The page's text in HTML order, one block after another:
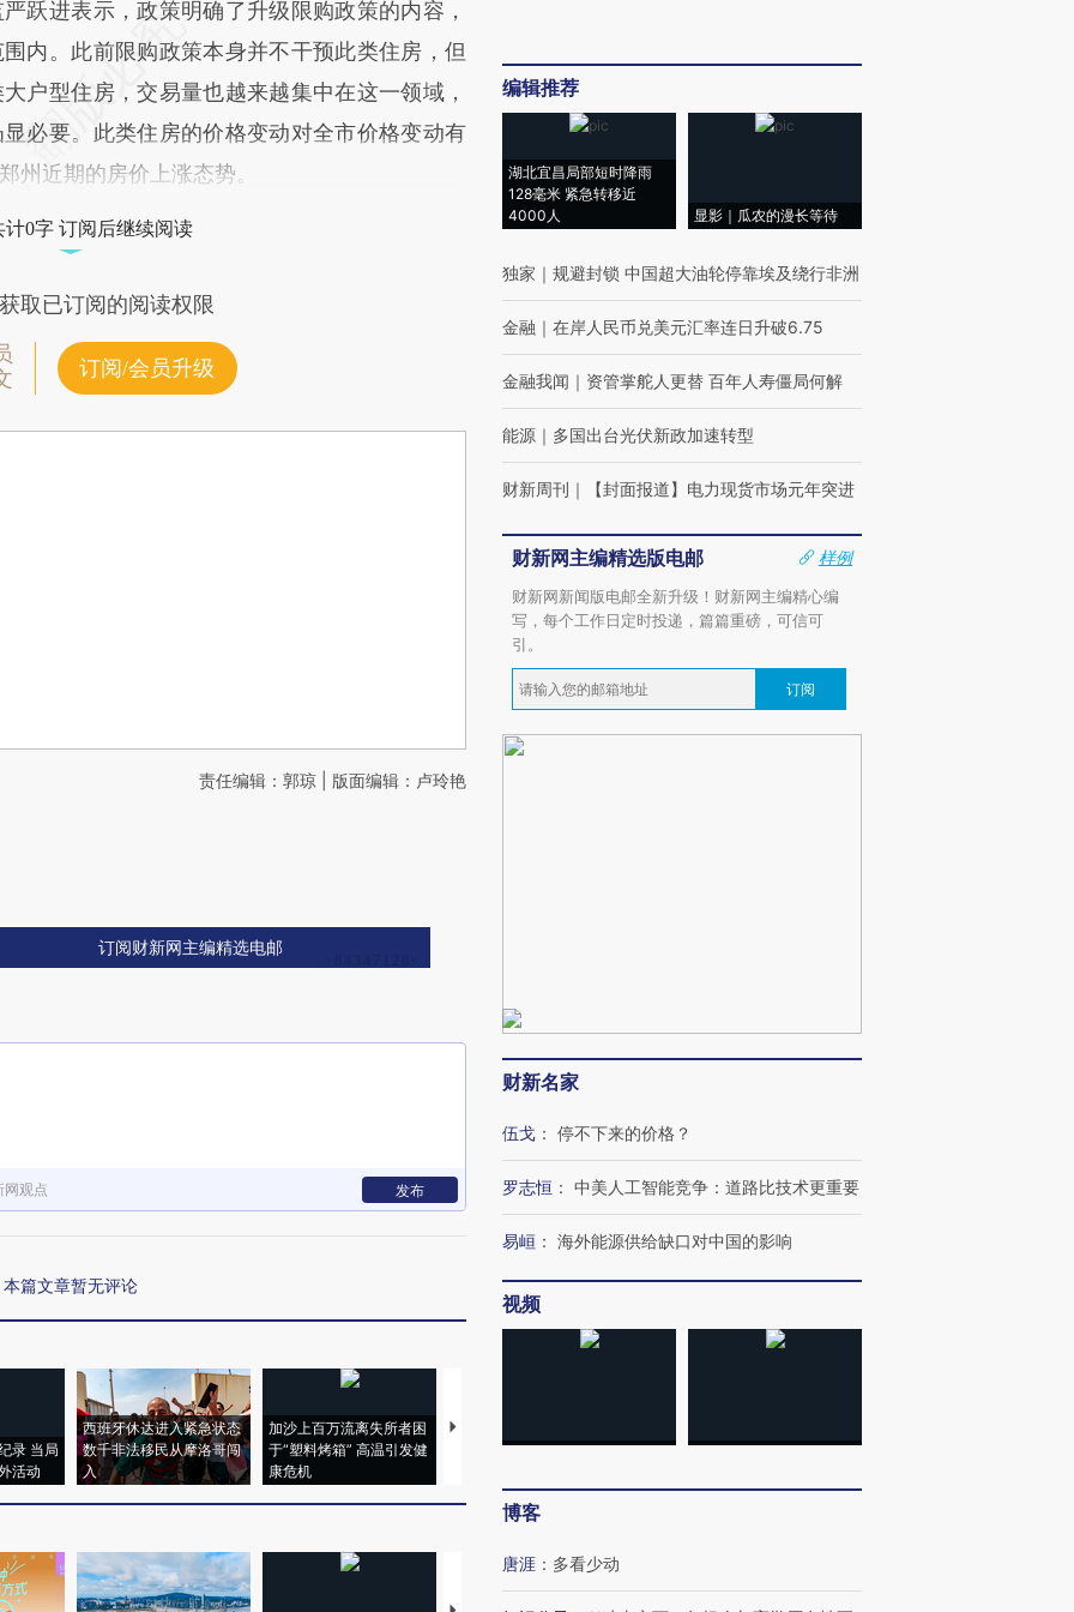
进表示，政策明确了升级限购政策的内容，
内。此前限购政策本身并不干预此类住房，但
户型住房，交易量也越来越集中在这一领域，
必要。此类住房的价格变动对全市价格变动有
州近期的房价上涨态势。
计0字 订阅后继续阅读
取已订阅的阅读权限
订阅/会员升级
责任编辑：郭琼 | 版面编辑：卢玲艳
订阅财新网主编精选电邮
网观点 发布
本篇文章暂无评论
录 当局
活动
西班牙休达进入紧急状态
数千非法移民从摩洛哥闯
入
加沙上百万流离失所者困
于“塑料烤箱” 高温引发健
康危机
视线｜HYROX的吸金
术：是什么让中产们甘
粒摇头丸 尿检体内含3种
度Z世代 用街头抗争将教
编辑推荐
湖北宜昌局部短时降雨
128毫米 紧急转移近
4000人
显影｜瓜农的漫长等待
独家 ｜ 规避封锁 中国超大油轮停靠埃及绕行非洲
金融 ｜ 在岸人民币兑美元汇率连日升破6.75
金融我闻 ｜ 资管掌舵人更替 百年人寿僵局何解
能源 ｜ 多国出台光伏新政加速转型
财新周刊 ｜ 【封面报道】电力现货市场元年突进
财新网主编精选版电邮
样例
财新网新闻版电邮全新升级！财新网主编精心编
写，每个工作日定时投递，篇篇重磅，可信可
引。
订阅
财新名家
伍戈 ： 停不下来的价格？
罗志恒 ： 中美人工智能竞争：道路比技术更重要
易峘 ： 海外能源供给缺口对中国的影响
视频
博客
唐涯 ： 多看少动